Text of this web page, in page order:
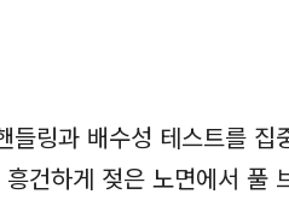
들링과 배수성 테스트를
건하게 젖은 노면에서 풀